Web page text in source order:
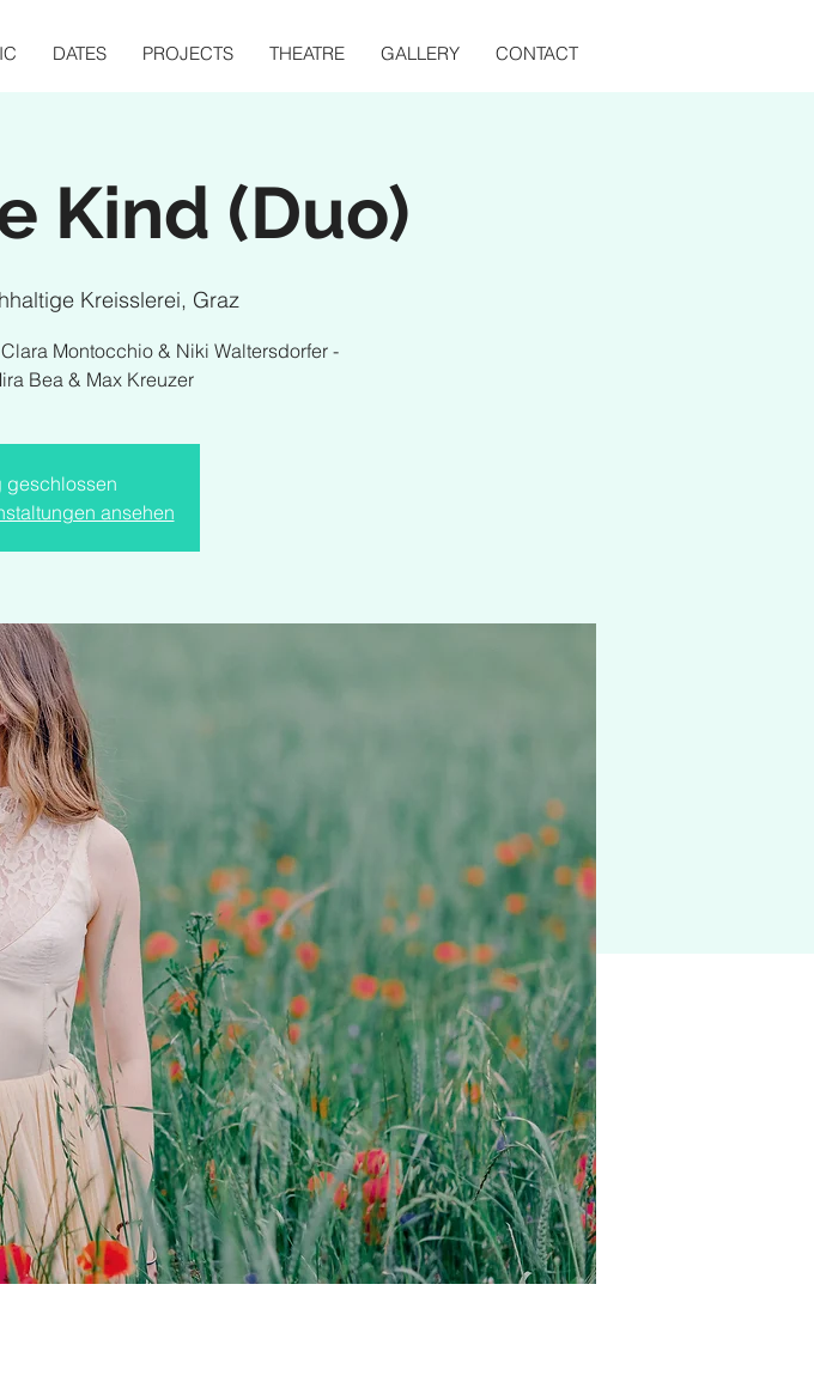
DATES PROJECTS THEATRE GALLERY CONTACT
Kind (Duo)
Kreisslerei, Graz
Montocchio & Niki Waltersdorfer -
Bea & Max Kreuzer
geschlossen
ansehen